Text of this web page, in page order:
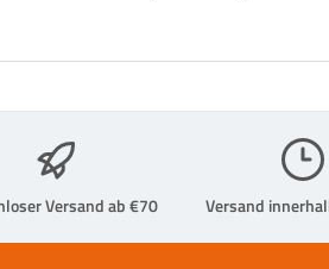
Vorteile Ergonomisches
Geeignet für regelmäßige
Palettensicherung im
ENO ergo verwendet? Er dient
eine ergonomische und
eingesetzt? Typische
konzipiert.
Versand ab €70 Versand